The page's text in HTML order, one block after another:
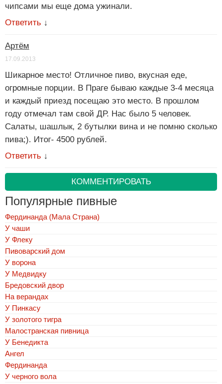
чипсами мы еще дома ужинали.
Ответить ↓
Артём
17.09.2013
Шикарное место! Отличное пиво, вкусная еде,
огромные порции. В Праге бываю каждые 3-4 месяца
и каждый приезд посещаю это место. В прошлом
году отмечал там свой ДР. Нас было 5 человек.
Салаты, шашлык, 2 бутылки вина и не помню сколько
пива;). Итог- 4500 рублей.
Ответить ↓
КОММЕНТИРОВАТЬ
Популярные пивные
Фердинанда (Мала Страна)
У чаши
У Флеку
Пивоварский дом
У ворона
У Медвидку
Бредовский двор
На верандах
У Пинкасу
У золотого тигра
Малостранская пивница
У Бенедикта
Ангел
Фердинанда
У черного вола